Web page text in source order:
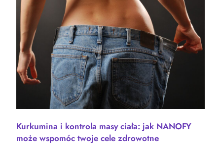
Kurkumina i kontrola masy ciała: jak NANOFY
może wspomóc twoje cele zdrowotne